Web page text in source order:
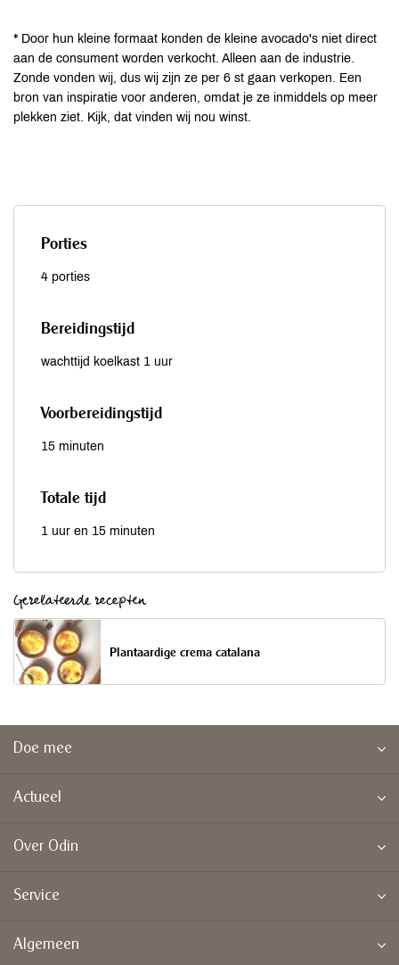
* Door hun kleine formaat konden de kleine avocado's niet direct
aan de consument worden verkocht. Alleen aan de industrie.
Zonde vonden wij, dus wij zijn ze per 6 st gaan verkopen. Een
bron van inspiratie voor anderen, omdat je ze inmiddels op meer
plekken ziet. Kijk, dat vinden wij nou winst.
Porties
4 porties
Bereidingstijd
wachttijd koelkast 1 uur
Voorbereidingstijd
15 minuten
Totale tijd
1 uur en 15 minuten
Gerelateerde recepten
Plantaardige crema catalana
Doe mee
Actueel
Over Odin
Service
Algemeen